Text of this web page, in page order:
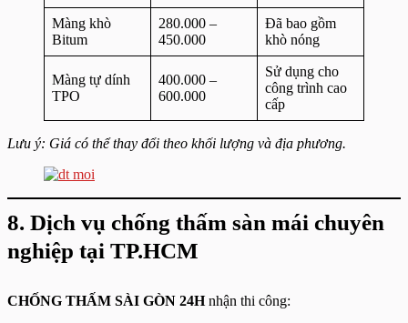
Màng khò
Bitum
280.000 –
450.000
Đã bao gồm
khò nóng
Màng tự dính
TPO
400.000 –
600.000
Sử dụng cho
công trình cao
cấp
Lưu ý: Giá có thể thay đổi theo khối lượng và địa phương.
8. Dịch vụ chống thấm sàn mái chuyên
nghiệp tại TP.HCM
CHỐNG THẤM SÀI GÒN 24Hnhận thi công: